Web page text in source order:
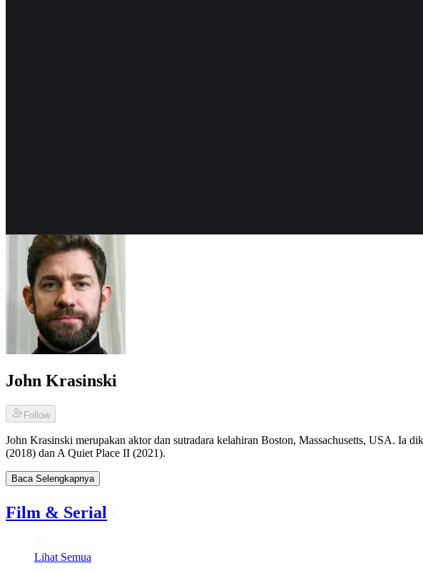
John Krasinski
Follow
John Krasinski merupakan aktor dan sutradara kelahiran Boston, Massachusetts, USA. Ia
(2018) dan A Quiet Place II (2021).
Baca Selengkapnya
Film & Serial
Lihat Semua